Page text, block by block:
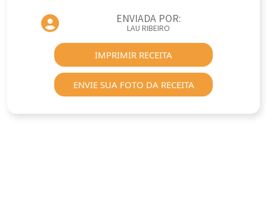
ENVIADA POR:
LAU RIBEIRO
IMPRIMIR RECEITA
ENVIE SUA FOTO DA RECEITA